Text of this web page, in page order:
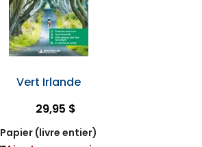
Vert Irlande
29,95 $
Papier (livre entier)